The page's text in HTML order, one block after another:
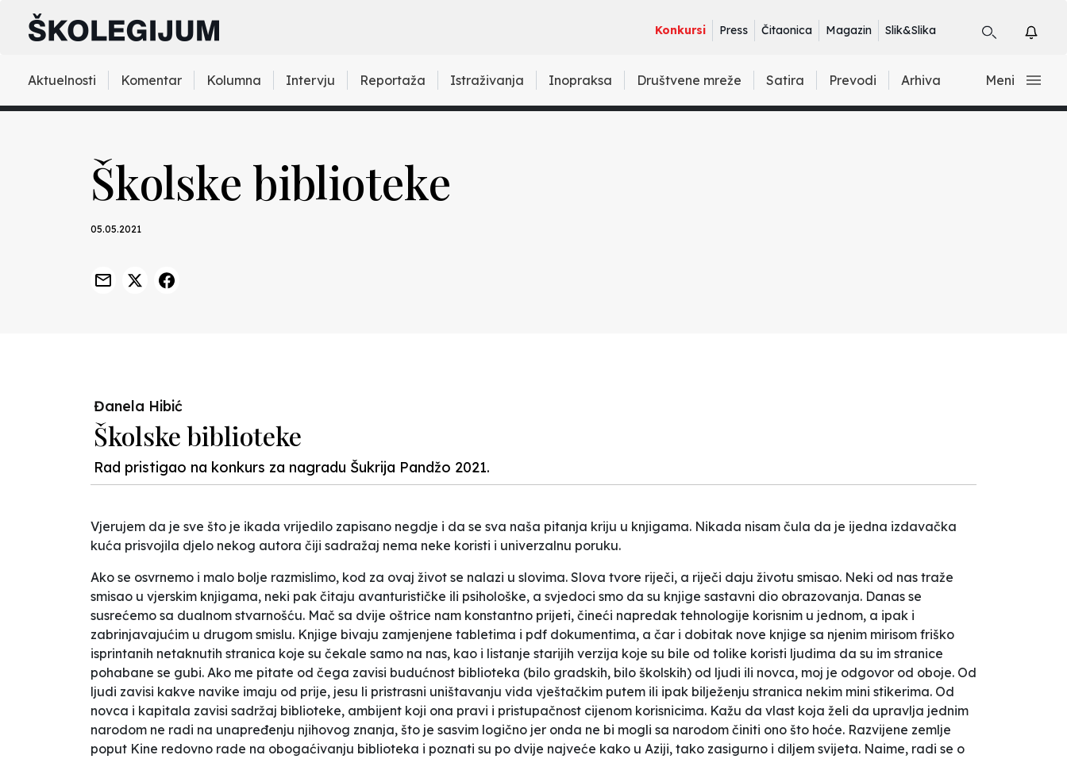
Konkursi Press Čitaonica Magazin Slik&Slika
Aktuelnosti Komentar Kolumna Intervju Reportaža Istraživanja Inopraksa Društvene mreže Satira Prevodi Arhiva Meni
Školske biblioteke
05.05.2021
Đanela Hibić
Školske biblioteke
Rad pristigao na konkurs za nagradu Šukrija Pandžo 2021.
Vjerujem da je sve što je ikada vrijedilo zapisano negdje i da se sva naša pitanja kriju u knjigama. Nikada nisam čula da je ijedna izdavačka
kuća prisvojila djelo nekog autora čiji sadražaj nema neke koristi i univerzalnu poruku.
Ako se osvrnemo i malo bolje razmislimo, kod za ovaj život se nalazi u slovima. Slova tvore riječi, a riječi daju životu smisao. Neki od nas traže
smisao u vjerskim knjigama, neki pak čitaju avanturističke ili psihološke, a svjedoci smo da su knjige sastavni dio obrazovanja. Danas se
susrećemo sa dualnom stvarnošću. Mač sa dvije oštrice nam konstantno prijeti, čineći napredak tehnologije korisnim u jednom, a ipak i
zabrinjavajućim u drugom smislu. Knjige bivaju zamjenjene tabletima i pdf dokumentima, a čar i dobitak nove knjige sa njenim mirisom friško
isprintanih netaknutih stranica koje su čekale samo na nas, kao i listanje starijih verzija koje su bile od tolike koristi ljudima da su im stranice
pohabane se gubi. Ako me pitate od čega zavisi budućnost biblioteka (bilo gradskih, bilo školskih) od ljudi ili novca, moj je odgovor od oboje. Od
ljudi zavisi kakve navike imaju od prije, jesu li pristrasni uništavanju vida vještačkim putem ili ipak bilježenju stranica nekim mini stikerima. Od
novca i kapitala zavisi sadržaj biblioteke, ambijent koji ona pravi i pristupačnost cijenom korisnicima. Kažu da vlast koja želi da upravlja jednim
narodom ne radi na unapređenju njihovog znanja, što je sasvim logično jer onda ne bi mogli sa narodom činiti ono što hoće. Razvijene zemlje
poput Kine redovno rade na obogaćivanju biblioteka i poznati su po dvije najveće kako u Aziji, tako zasigurno i diljem svijeta. Naime, radi se o